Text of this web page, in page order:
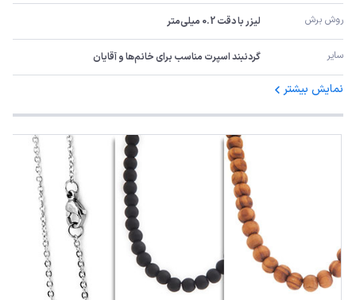
روش برش لیزر با دقت 0.2 میلی‌متر
سایر گردنبند اسپرت مناسب برای خانم‌ها و آقایان
نمایش بیشتر